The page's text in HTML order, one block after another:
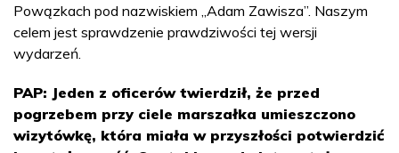
Powązkach pod nazwiskiem „Adam Zawisza”. Naszym
celem jest sprawdzenie prawdziwości tej wersji
wydarzeń.
PAP: Jeden z oficerów twierdził, że przed
pogrzebem przy ciele marszałka umieszczono
wizytówkę, która miała w przyszłości potwierdzić